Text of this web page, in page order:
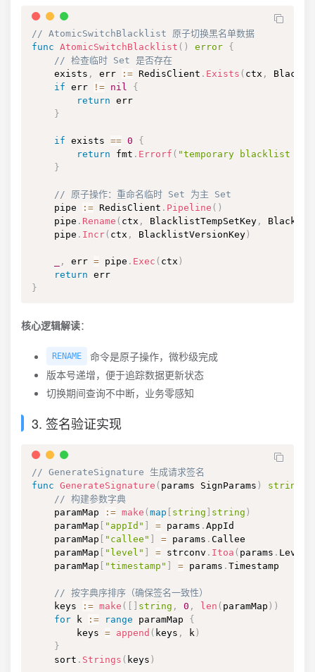
// AtomicSwitchBlacklist 原子切换黑名单数据
func AtomicSwitchBlacklist ( ) error {
// 检查临时 Set 是否存在
    exists
, err := RedisClient . Exists ( ctx ,
if err != nil
{
return err
}
if exists == 0
{
return fmt . Errorf ( "temporary blacklist
}
// 原子操作：重命名临时 Set 为主 Set
    pipe
:= RedisClient . Pipeline ( )
    pipe
. Rename ( ctx , BlacklistTempSetKey ,
    pipe
. Incr ( ctx , BlacklistVersionKey )
, err = pipe . Exec ( ctx )
return
}
核心逻辑解读：
RENAME
命令是原子操作，微秒级完成
版本号递增，便于追踪数据更新状态
切换期间查询不中断，业务零感知
3. 签名验证实现
// GenerateSignature 生成请求签名
func GenerateSignature ( params SignParams ) string
// 构建参数字典
    paramMap
:= make ( map string string )
    paramMap
"appId" = params . AppId
    paramMap
"callee" = params . Callee
    paramMap
"level" = strconv . Itoa ( params . Level
    paramMap
"timestamp" = params . Timestamp
// 按字典序排序（确保签名一致性）
    keys
:= make ( string , 0 , len ( paramMap ) )
for k := range paramMap {
        keys
= append ( keys , k )
}
    sort
. Strings ( keys )